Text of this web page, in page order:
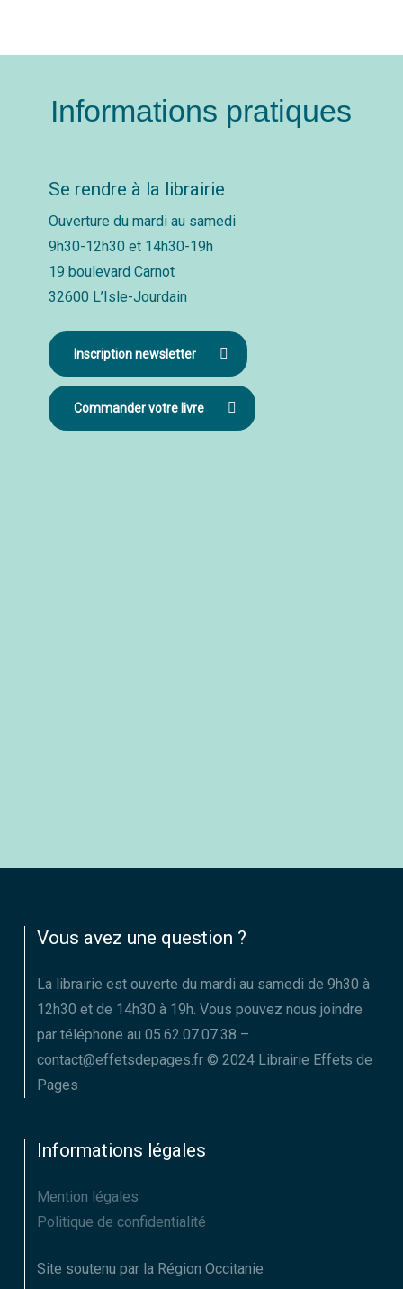
Informations pratiques
Se rendre à la librairie
Ouverture du mardi au samedi
9h30-12h30 et 14h30-19h
19 boulevard Carnot
32600 L’Isle-Jourdain
Inscription newsletter
Commander votre livre
Vous avez une question ?
La librairie est ouverte du mardi au samedi de 9h30 à
12h30 et de 14h30 à 19h. Vous pouvez nous joindre
par téléphone au 05.62.07.07.38 –
contact@effetsdepages.fr © 2024 Librairie Effets de
Pages
Informations légales
Mention légales
Politique de confidentialité
Site soutenu par la Région Occitanie